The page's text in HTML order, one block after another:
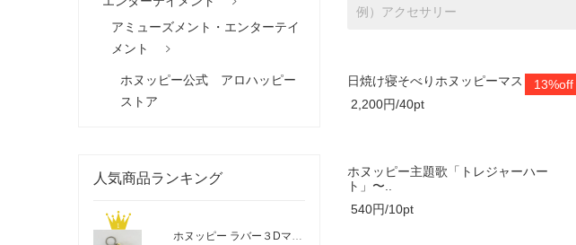
アミューズメント・エンターテイ
メント
ホヌッピー公式 アロハッピー
ストア
人気商品ランキング
ホヌッピー ラバー３Dマスコットチャーム
13%off
日焼け寝そべりホヌッピーマスコット
2,200円/40pt
ホヌッピー主題歌「トレジャーハー
ト」〜..
540円/10pt